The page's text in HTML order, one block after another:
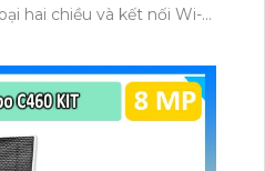
hai chiều và kết nối Wi-Fi
lưu đám mây dễ lắp đặt
nhỏ.